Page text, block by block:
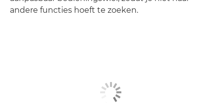
andere functies hoeft te zoeken.